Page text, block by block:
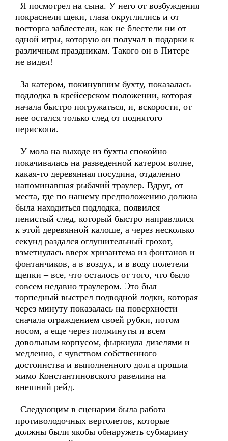
Я посмотрел на сына. У него от возбуждения
покраснели щеки, глаза округлились и от
восторга заблестели, как не блестели ни от
одной игры, которую он получал в подарки к
различным праздникам. Такого он в Питере
не видел!
За катером, покинувшим бухту, показалась
подлодка в крейсерском положении, которая
начала быстро погружаться, и, вскорости, от
нее остался только след от поднятого
перископа.
У мола на выходе из бухты спокойно
покачивалась на разведенной катером волне,
какая-то деревянная посудина, отдаленно
напоминавшая рыбачий траулер. Вдруг, от
места, где по нашему предположению должна
была находиться подлодка, появился
пенистый след, который быстро направлялся
к этой деревянной калоше, а через несколько
секунд раздался оглушительный грохот,
взметнулась вверх хризантема из фонтанов и
фонтанчиков, а в воздух, и в воду полетели
щепки – все, что осталось от того, что было
совсем недавно траулером. Это был
торпедный выстрел подводной лодки, которая
через минуту показалась на поверхности
сначала ограждением своей рубки, потом
носом, а еще через полминуты и всем
довольным корпусом, фыркнула дизелями и
медленно, с чувством собственного
достоинства и выполненного долга прошла
мимо Константиновского равелина на
внешний рейд.
Следующим в сценарии была работа
противолодочных вертолетов, которые
должны были якобы обнаружеть субмарину